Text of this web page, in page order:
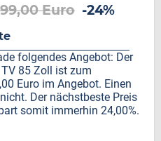
Euro -24%
folgendes Angebot: Der
85 Zoll ist zum
Euro im Angebot. Einen
Der nächstbeste Preis
somit immerhin 24,00%.